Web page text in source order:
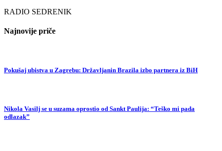
RADIO SEDRENIK
Najnovije priče
Pokušaj ubistva u Zagrebu: Državljanin Brazila izbo partnera iz BiH
Nikola Vasilj se u suzama oprostio od Sankt Paulija: “Teško mi pada
odlazak”